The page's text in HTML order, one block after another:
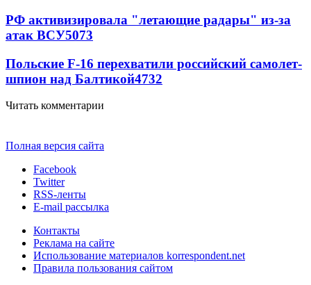
РФ активизировала "летающие радары" из-за
атак ВСУ5073
Польские F-16 перехватили российский самолет-
шпион над Балтикой4732
Читать комментарии
Полная версия сайта
Facebook
Twitter
RSS-ленты
E-mail рассылка
Контакты
Реклама на сайте
Использование материалов korrespondent.net
Правила пользования сайтом